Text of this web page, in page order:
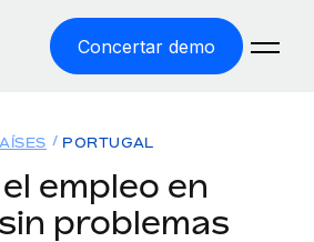
Concertar demo
PORTUGAL
empleo en
problemas